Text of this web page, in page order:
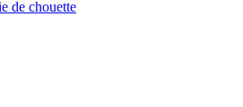
de chouette